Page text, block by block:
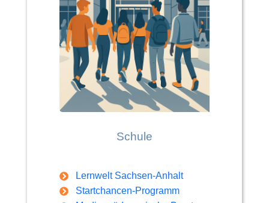
Schule
Lernwelt Sachsen-Anhalt
Startchancen-Programm